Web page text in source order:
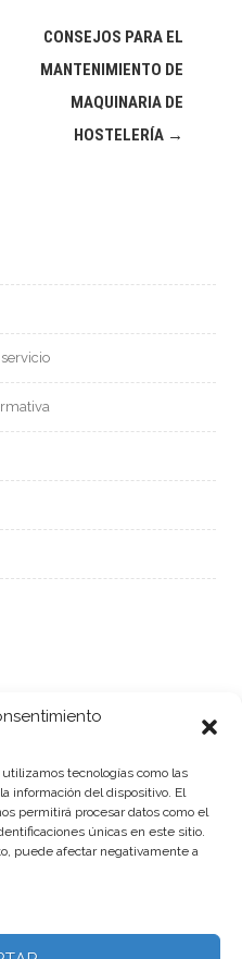
tecnologías como las
información del dispositivo. El
permitirá procesar datos como el
únicas en este sitio.
puede afectar negativamente a
CONSEJOS PARA EL
MANTENIMIENTO DE
MAQUINARIA DE
HOSTELERÍA →